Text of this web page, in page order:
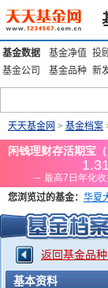
基金数据 基金净值 投
基金公司
基金品种 新
天天基金网 > 基金档案
您浏览过的基金： 华夏
添富优势 华安宏利 上证
返回基金品
基本资料